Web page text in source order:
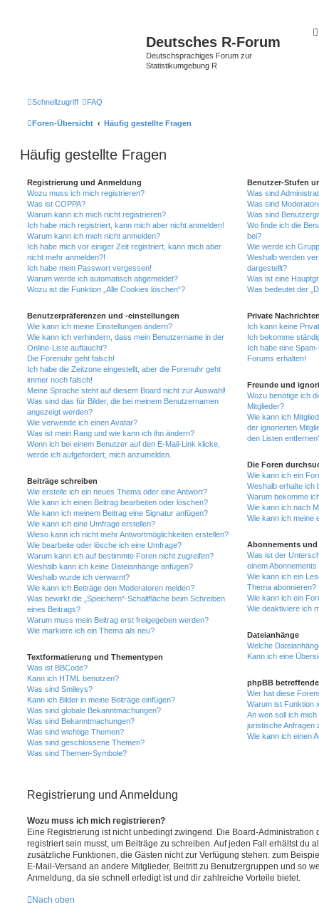
Deutsches R-Forum
Deutschsprachiges Forum zur
Statistikumgebung R
Schnellzugriff FAQ
Foren-Übersicht Häufig gestellte Fragen
Häufig gestellte Fragen
Registrierung und Anmeldung
Wozu muss ich mich registrieren?
Was ist COPPA?
Warum kann ich mich nicht registrieren?
Ich habe mich registriert, kann mich aber nicht anmelden!
Warum kann ich mich nicht anmelden?
Ich habe mich vor einiger Zeit registriert, kann mich aber
nicht mehr anmelden?!
Ich habe mein Passwort vergessen!
Warum werde ich automatisch abgemeldet?
Wozu ist die Funktion „Alle Cookies löschen“?
Benutzerpräferenzen und -einstellungen
Wie kann ich meine Einstellungen ändern?
Wie kann ich verhindern, dass mein Benutzername in der
Online-Liste auftaucht?
Die Forenuhr geht falsch!
Ich habe die Zeitzone eingestellt, aber die Forenuhr geht
immer noch falsch!
Meine Sprache steht auf diesem Board nicht zur Auswahl!
Was sind das für Bilder, die bei meinem Benutzernamen
angezeigt werden?
Wie verwende ich einen Avatar?
Was ist mein Rang und wie kann ich ihn ändern?
Wenn ich bei einem Benutzer auf den E-Mail-Link klicke,
werde ich aufgefordert, mich anzumelden.
Beiträge schreiben
Wie erstelle ich ein neues Thema oder eine Antwort?
Wie kann ich einen Beitrag bearbeiten oder löschen?
Wie kann ich meinem Beitrag eine Signatur anfügen?
Wie kann ich eine Umfrage erstellen?
Wieso kann ich nicht mehr Antwortmöglichkeiten erstellen?
Wie bearbeite oder lösche ich eine Umfrage?
Warum kann ich auf bestimmte Foren nicht zugreifen?
Weshalb kann ich keine Dateianhänge anfügen?
Weshalb wurde ich verwarnt?
Wie kann ich Beiträge den Moderatoren melden?
Was bewirkt die „Speichern“-Schaltfläche beim Schreiben
eines Beitrags?
Warum muss mein Beitrag erst freigegeben werden?
Wie markiere ich ein Thema als neu?
Textformatierung und Thementypen
Was ist BBCode?
Kann ich HTML benutzen?
Was sind Smileys?
Kann ich Bilder in meine Beiträge einfügen?
Was sind globale Bekanntmachungen?
Was sind Bekanntmachungen?
Was sind wichtige Themen?
Was sind geschlossene Themen?
Was sind Themen-Symbole?
Benutzer-Stufen
Was sind
Was sind
Was sind
Wo finde ich die
bei?
Wie werde ich
Weshalb werden
dargestellt?
Was ist eine
Was bedeutet der
Private
Ich kann keine
Ich bekomme
Ich habe eine
Forums erhalten!
Freunde und
Wozu benötige ich
Mitglieder?
Wie kann ich
der ignorierten
den Listen
Die Foren
Wie kann ich ein
Weshalb erhalte ich
Warum bekomme
Wie kann ich nach
Wie kann ich meine
Abonnements und
Was ist der
einem
Wie kann ich ein
Thema abonnieren?
Wie kann ich ein
Wie deaktiviere ich
Dateianhänge
Welche
Kann ich eine
phpBB
Wer hat diese
Warum ist Funktion
An wen soll ich
juristische Anfragen
Wie kann ich einen
Registrierung und Anmeldung
Wozu muss ich mich registrieren?
Eine Registrierung ist nicht unbedingt zwingend. Die Board-Administration
registriert sein musst, um Beiträge zu schreiben. Auf jeden Fall erhältst du
zusätzliche Funktionen, die Gästen nicht zur Verfügung stehen: zum
E-Mail-Versand an andere Mitglieder, Beitritt zu Benutzergruppen und so
Anmeldung, da sie schnell erledigt ist und dir zahlreiche Vorteile bietet.
Nach oben